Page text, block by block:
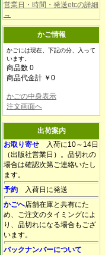
営業日・時間・発送etcの詳細
→
かご情報
かごには現在、下記の分、入って
います。
商品数 0
商品代金計 ￥0
かごの中身表示
注文画面へ
出荷案内
お取り寄せ 入荷に10～14日
（出版社営業日）。品切れの
場合は確認次第ご連絡いたし
ます。
予約 入荷日に発送
かごへ店舗在庫と共有にた
め、ご注文のタイミングによ
り、品切れになる場合もござ
います。
バックナンバーについて